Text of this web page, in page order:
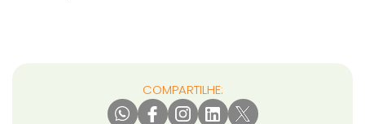
COMPARTILHE: